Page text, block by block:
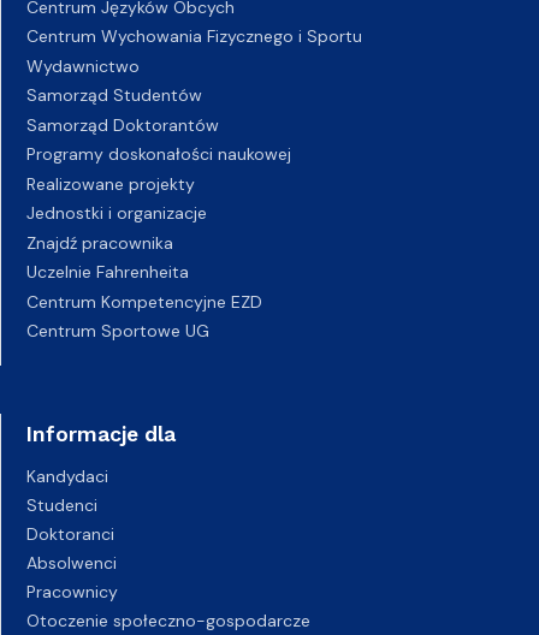
Centrum Języków Obcych
Centrum Wychowania Fizycznego i Sportu
Wydawnictwo
Samorząd Studentów
Samorząd Doktorantów
Programy doskonałości naukowej
Realizowane projekty
Jednostki i organizacje
Znajdź pracownika
Uczelnie Fahrenheita
Centrum Kompetencyjne EZD
Centrum Sportowe UG
Informacje dla
Kandydaci
Studenci
Doktoranci
Absolwenci
Pracownicy
Otoczenie społeczno-gospodarcze